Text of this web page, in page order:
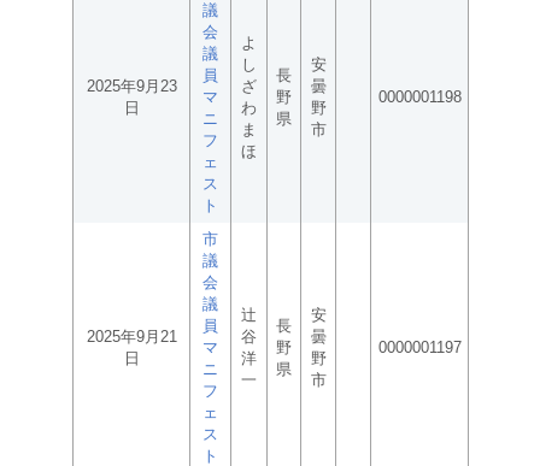
2025年9月23
日
議
会
議
員
マ
ニ
フ
ェ
ス
ト
よ
し
ざ
わ
ま
ほ
長
野
県
安
曇
野
市
0000001198
2025年9月21
日
市
議
会
議
員
マ
ニ
フ
ェ
ス
ト
辻
谷
洋
一
長
野
県
安
曇
野
市
0000001197